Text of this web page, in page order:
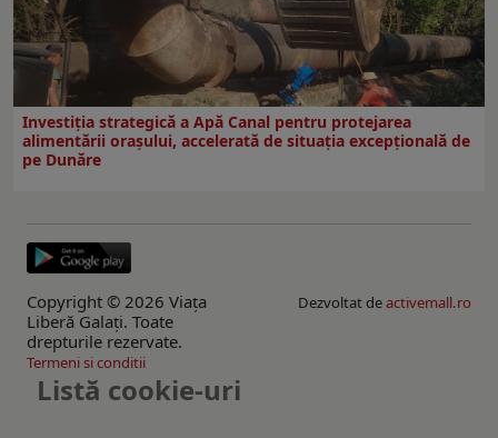
Investiția strategică a Apă Canal pentru protejarea
alimentării orașului, accelerată de situația excepțională de
pe Dunăre
Copyright © 2026 Viaţa
Liberă Galaţi. Toate
drepturile rezervate.
Dezvoltat deactivemall.ro
Termeni si conditii
Listă cookie-uri